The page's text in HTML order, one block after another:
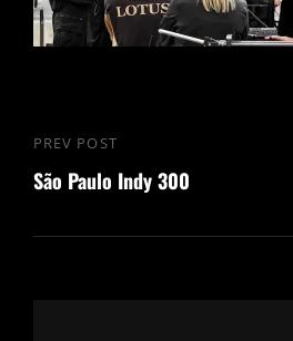
Navegação
de
Previous
Post
PREV POST
São Paulo Indy 300